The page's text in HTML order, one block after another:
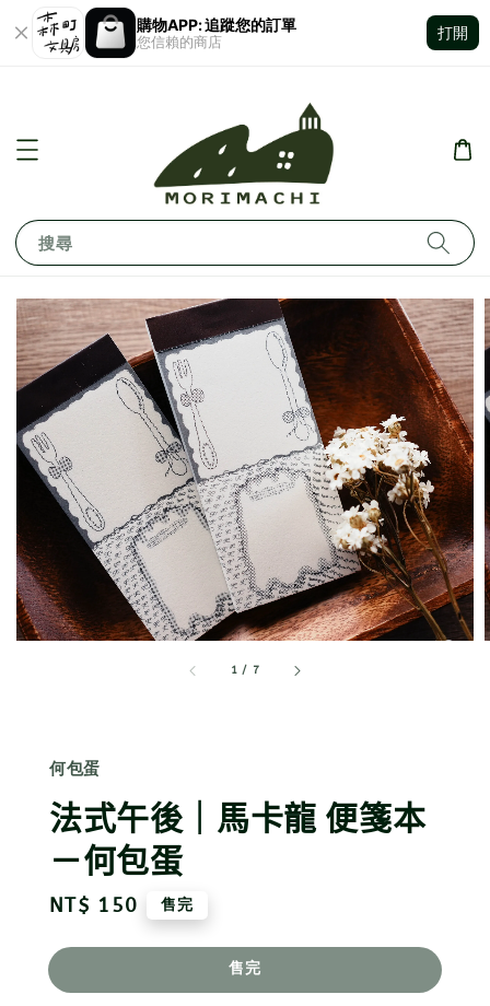
購物APP: 追蹤您的訂單
您信賴的商店
打開
搜尋
1 / 7
何包蛋
法式午後｜馬卡龍 便箋本
－何包蛋
Regular
NT$ 150 售完
售完